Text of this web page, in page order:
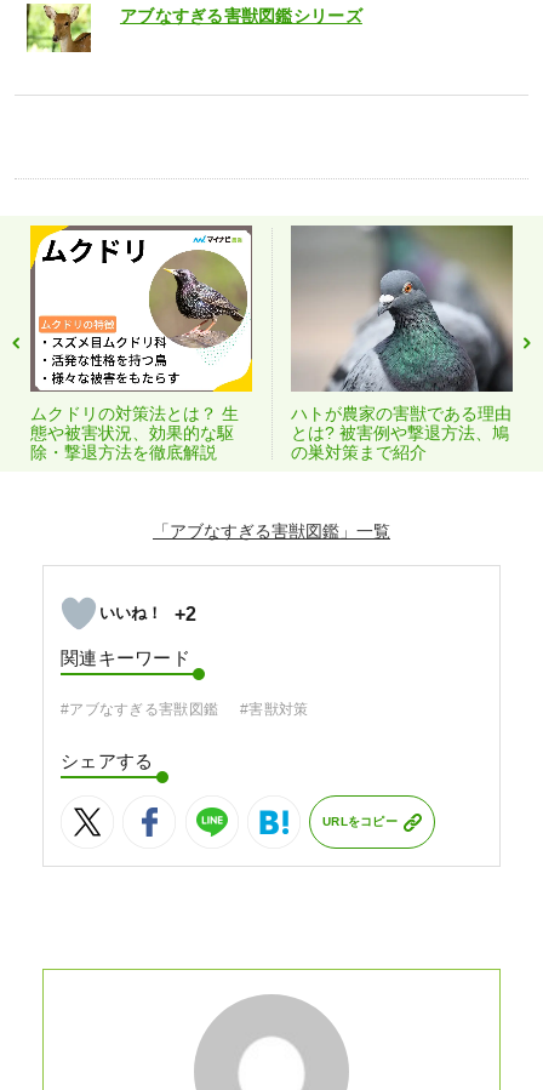
アブなすぎる害獣図鑑シリーズ
ムクドリの対策法とは？ 生
態や被害状況、効果的な駆
除・撃退方法を徹底解説
ハトが農家の害獣である理由
とは? 被害例や撃退方法、鳩
の巣対策まで紹介
「アブなすぎる害獣図鑑」
+2
関連キーワード
#アブなすぎる害獣図鑑 #害獣対策
シェアする
URLをコピー